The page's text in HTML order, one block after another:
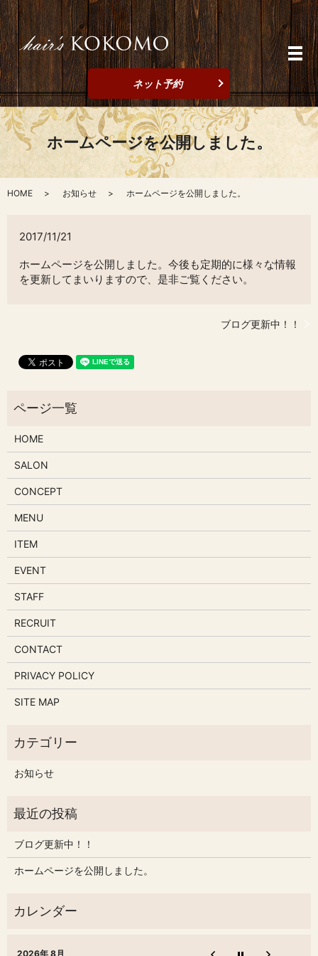
ネット予約
メ
ホームページを公開しました。
HOME お知らせ ホームページを公開しました。
2017/11/21
ホームページを公開しました。今後も定期的に様々な情報
を更新してまいりますので、是非ご覧ください。
ブログ更新中！！
HOME
SALON
CONCEPT
MENU
ITEM
EVENT
STAFF
RECRUIT
CONTACT
PRIVACY POLICY
SITE MAP
お知らせ
ブログ更新中！！
ホームページを公開しました。
2026年 8月